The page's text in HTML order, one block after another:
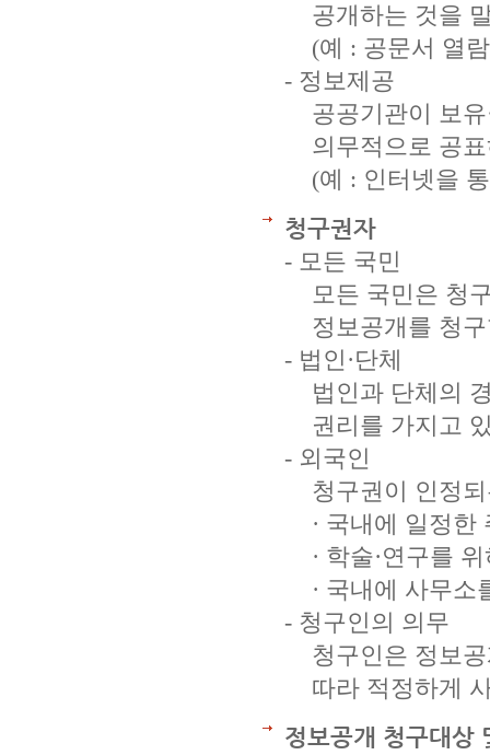
공개하는 것을
(예 : 공문서 열
- 정보제공
공공기관이 보
의무적으로 공
(예 : 인터넷을
청구권자
- 모든 국민
모든 국민은 청
정보공개를 청
- 법인·단체
법인과 단체의
권리를 가지고
- 외국인
청구권이 인정
· 국내에 일정
· 학술·연구를
· 국내에 사무
- 청구인의 의무
청구인은 정보
따라 적정하게
정보공개 청구대상